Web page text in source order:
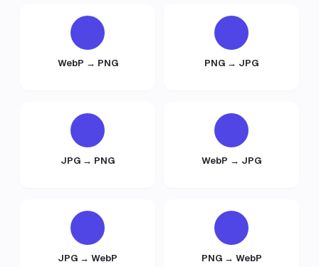
WebP → PNG PNG → JPG
JPG → PNG WebP → JPG
JPG → WebP PNG → WebP